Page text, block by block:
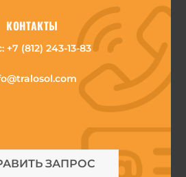
КОНТАКТЫ
+7 (812) 243-13-83
ЗАПРОС